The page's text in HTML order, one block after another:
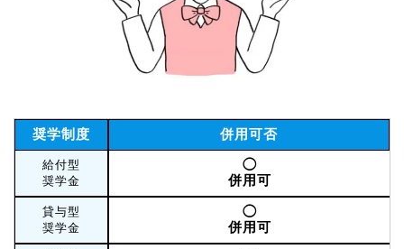
奨学制度 併用可否
給付型
奨学金
◯
併用可
貸与型
奨学金
◯
併用可